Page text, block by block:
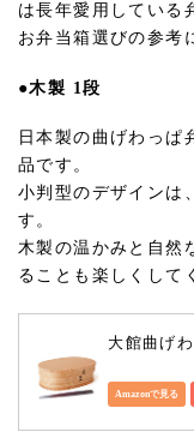
は長年愛用している
お弁当箱選びの参考
●木製 1段
日本製の曲げわっぱ
品です。
小判型のデザインは
す。
木製の温かみと自然
ることも楽しくして
大館曲げ
Amazonで見る